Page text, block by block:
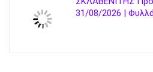
31/08/2026 |